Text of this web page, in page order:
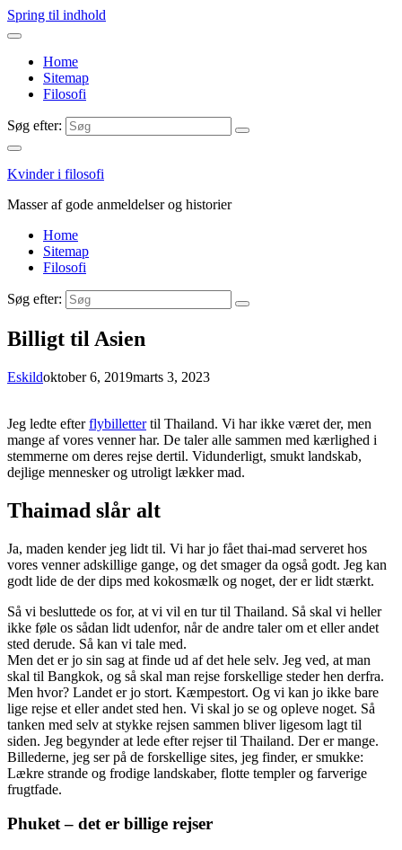
Spring til indhold
Home
Sitemap
Filosofi
Søg efter:
Kvinder i filosofi
Masser af gode anmeldelser og historier
Home
Sitemap
Filosofi
Søg efter:
Billigt til Asien
Eskildoktober 6, 2019marts 3, 2023
Jeg ledte efterflybillettertil Thailand. Vi har ikke været der, men
mange af vores venner har. De taler alle sammen med kærlighed i
stemmerne om deres rejse dertil. Vidunderligt, smukt landskab,
dejlige mennesker og utroligt lækker mad.
Thaimad slår alt
Ja, maden kender jeg lidt til. Vi har jo fået thai-mad serveret hos
vores venner adskillige gange, og det smager da også godt. Jeg kan
godt lide de der dips med kokosmælk og noget, der er lidt stærkt.
Så vi besluttede os for, at vi vil en tur til Thailand. Så skal vi heller
ikke føle os sådan lidt udenfor, når de andre taler om et eller andet
sted derude. Så kan vi tale med.
Men det er jo sin sag at finde ud af det hele selv. Jeg ved, at man
skal til Bangkok, og så skal man rejse forskellige steder hen derfra.
Men hvor? Landet er jo stort. Kæmpestort. Og vi kan jo ikke bare
lige rejse et eller andet sted hen. Vi skal jo se og opleve noget. Så
tanken med selv at stykke rejsen sammen bliver ligesom lagt til
siden. Jeg begynder at lede efter rejser til Thailand. Der er mange.
Billederne, jeg ser på de forskellige sites, jeg finder, er smukke:
Lækre strande og frodige landskaber, flotte templer og farverige
frugtfade.
Phuket – det er billige rejser